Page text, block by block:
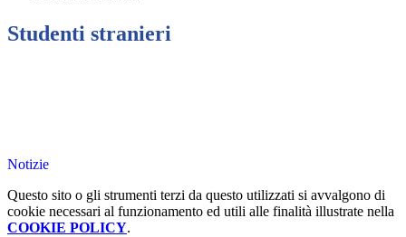
Studenti stranieri
Notizie
Questo sito o gli strumenti terzi da questo utilizzati si avvalgono di
cookie necessari al funzionamento ed utili alle finalità illustrate nella
COOKIE POLICY.